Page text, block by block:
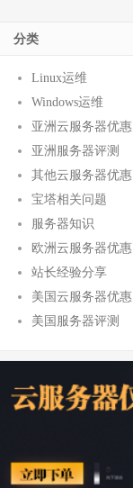
分类
Linux运维
Windows运维
亚洲云服务器优惠
亚洲服务器评测
其他云服务器优惠
宝塔相关问题
服务器知识
欧洲云服务器优惠
站长经验分享
美国云服务器优惠
美国服务器评测